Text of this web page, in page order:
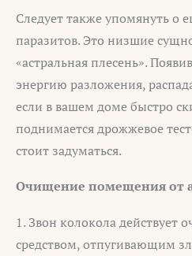
Следует также упомянуть о
паразитов. Это низшие
«астральная плесень».
энергию разложения,
если в вашем доме быстро
поднимается дрожжевое
стоит задуматься.
Очищение помещения от
1. Звон колокола
средством, отпугивающим